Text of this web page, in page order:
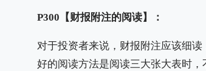
P300【财报附注的阅读】：
对于投资者来说，财报附注应该细
好的阅读方法是阅读三大张大表时